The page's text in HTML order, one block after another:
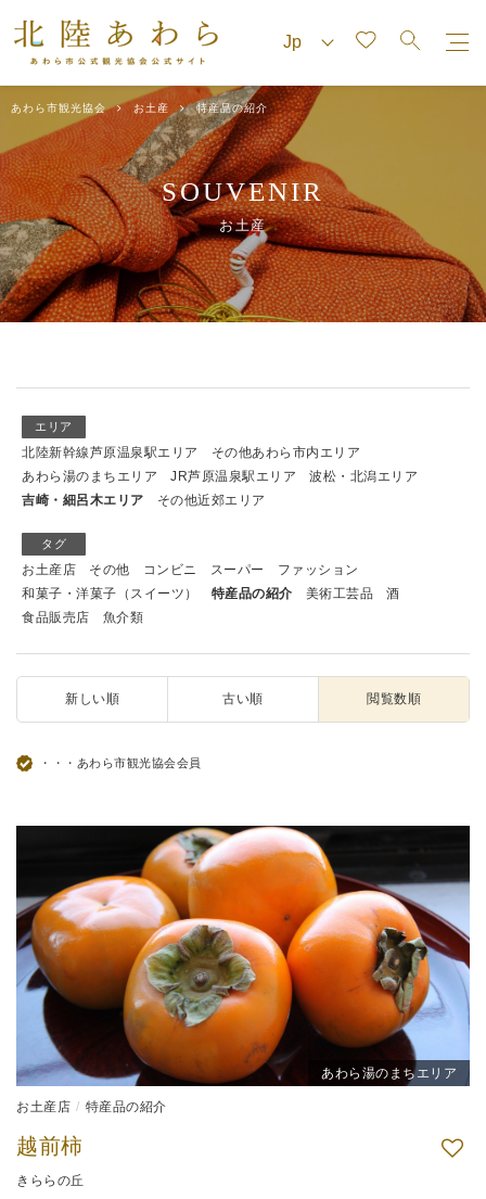
あわら市観光協会 お土産 特産品の紹介
SOUVENIR
お土産
エリア
北陸新幹線芦原温泉駅エリア
その他あわら市内エリア
あわら湯のまちエリア
JR芦原温泉駅エリア
波松・北潟エリア
吉崎・細呂木エリア
その他近郊エリア
タグ
お土産店 その他 コンビニ スーパー
ファッション
和菓子・洋菓子（スイーツ）
特産品の紹介 美術工芸品
酒
食品販売店
魚介類
新しい順 古い順 閲覧数順
・・・あわら市観光協会会員
あわら湯のまちエリア
お土産店 特産品の紹介
越前柿
きららの丘